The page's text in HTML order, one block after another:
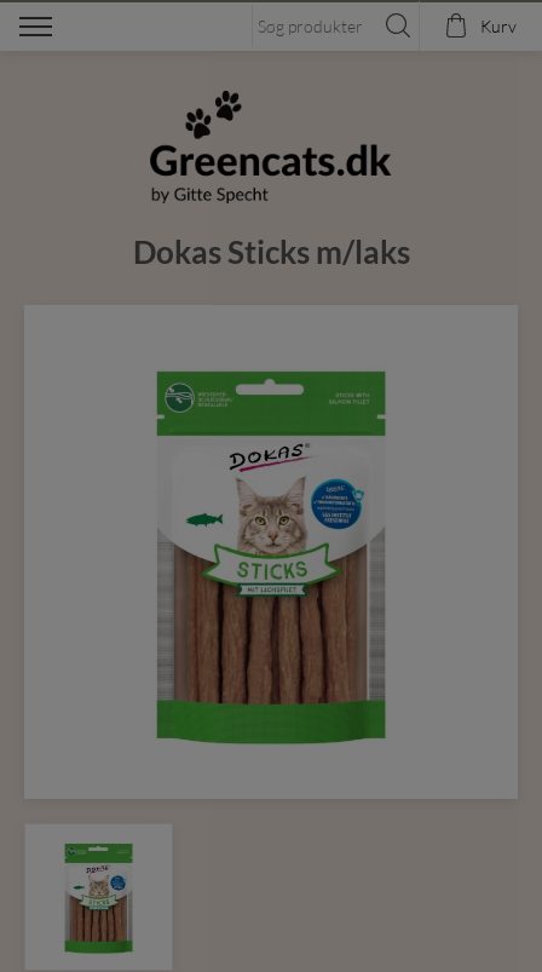
Kurv
Dokas Sticks m/laks